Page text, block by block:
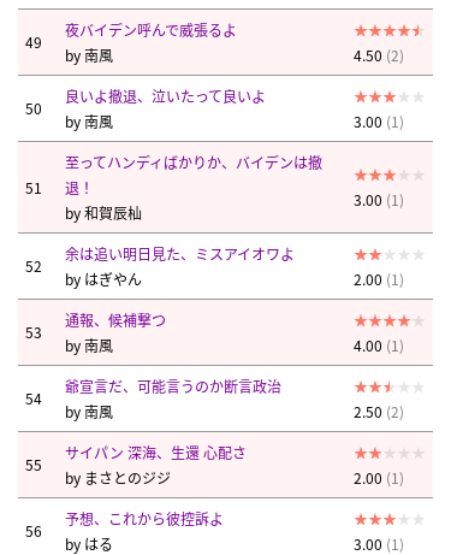
49
夜バイデン呼んで威張るよ
by南風 4.50 (2)
50
良いよ撤退、泣いたって良いよ
by南風 3.00 (1)
51
至ってハンディばかりか、バイデンは撤
退！
by和賀辰杣
3.00 (1)
52
余は追い明日見た、ミスアイオワよ
by はぎやん 2.00 (1)
53
通報、候補撃つ
by南風 4.00 (1)
54
爺宣言だ、可能言うのか断言政治
by南風 2.50 (2)
55
サイパン 深海、生還 心配さ
by まさとのジジ 2.00 (1)
56
予想、これから彼控訴よ
by はる 3.00 (1)